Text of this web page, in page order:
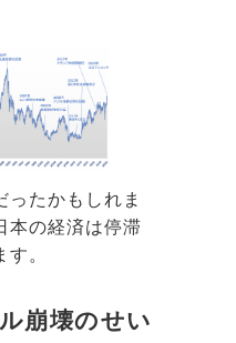
ったかもしれま
本の経済は停滞
。
崩壊のせい